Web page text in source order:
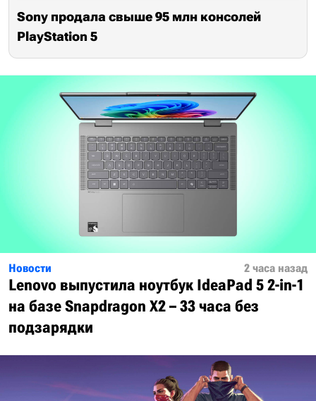
Sony продала свыше 95 млн консолей
PlayStation 5
Новости 2 часа назад
Lenovo выпустила ноутбук IdeaPad 5 2-in-1
на базе Snapdragon X2 – 33 часа без
подзарядки